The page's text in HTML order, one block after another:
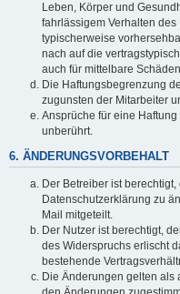
Leben, Körper und
fahrlässigem Verhalten
typischerweise
nach auf die
auch für mittelbare
Die Haftungsbegrenzung
zugunsten der Mitarbeiter
Ansprüche für eine
unberührt.
6. ÄNDERUNGSVORBEHALT
Der Betreiber ist
Datenschutzerklärung zu
Mail mitgeteilt.
Der Nutzer ist berechtigt,
des Widerspruchs erlischt
bestehende
Die Änderungen gelten als